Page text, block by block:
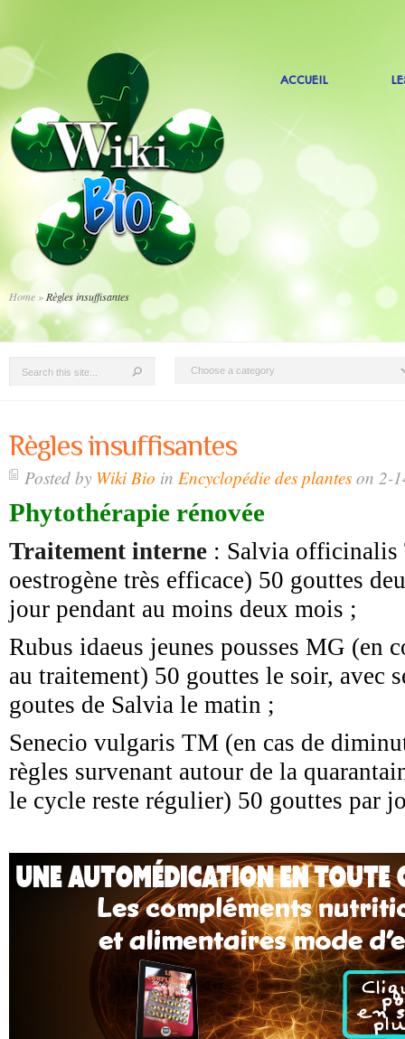
ACCUEIL
Home » Règles insuffisantes
Règles insuffisantes
Posted by Wiki Bio in Encyclopédie des plantes on 2-
Phytothérapie rénovée
Traitement interne : Salvia
oestrogène très efficace) 50 gouttes
jour pendant au moins deux mois ;
Rubus idaeus jeunes pousses MG (en
au traitement) 50 gouttes le soir, avec
goutes de Salvia le matin ;
Senecio vulgaris TM (en cas de
règles survenant autour de la
le cycle reste régulier) 50 gouttes par